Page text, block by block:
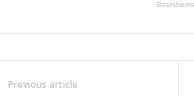
Previous article